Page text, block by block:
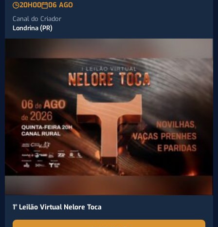
20H00 06 AGO
Canal do Criador
Londrina (PR)
1° Leilão Virtual Nelore Toca